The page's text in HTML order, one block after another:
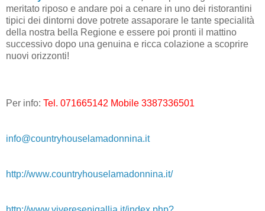
meritato riposo e andare poi a cenare in uno dei ristorantini
tipici dei dintorni dove potrete assaporare le tante specialità
della nostra bella Regione e essere poi pronti il mattino
successivo dopo una genuina e ricca colazione a scoprire
nuovi orizzonti!
Per info: Tel. 071665142 Mobile 3387336501
info@countryhouselamadonnina.it
http://www.countryhouselamadonnina.it/